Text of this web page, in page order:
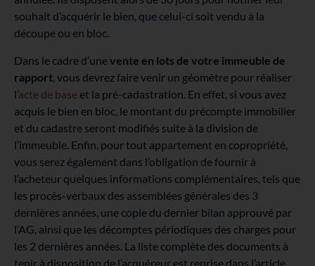
souhait d’acquérir le bien, que celui-ci soit vendu à la
découpe ou en bloc.
Dans le cadre d’unevente en lots de votre immeuble de
rapport , vous devrez faire venir un géomètre pour réaliser
l’acte de base et la pré-cadastration. En effet, si vous avez
acquis le bien en bloc, le montant du précompte immobilier
et du cadastre seront modifiés suite à la division de
l’immeuble. Enfin, pour tout appartement en copropriété,
vous serez également dans l’obligation de fournir à
l’acheteur quelques informations complémentaires, tels que
les procès-verbaux des assemblées générales des 3
dernières années, une copie du dernier bilan approuvé par
l’AG, ainsi que les décomptes périodiques des charges pour
les 2 dernières années. La liste complète des documents à
tenir à disposition de l’acquéreur est reprise dans l’article